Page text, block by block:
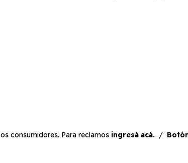
consumidores. Para reclamos ingresá acá. /